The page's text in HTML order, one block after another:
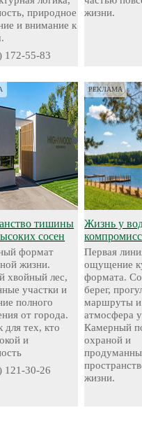
природное
и внимание к
172-55-83
жизни.
тишины
сосен
формат
жизни.
хвойный лес,
участки и
полного
от города.
для тех, кто
и
121-30-26
РЕКЛАМА
Жизнь у
Первая
ощущение
формата.
берег,
маршруты и
атмосфера
Камерный
охраной и
жизни.